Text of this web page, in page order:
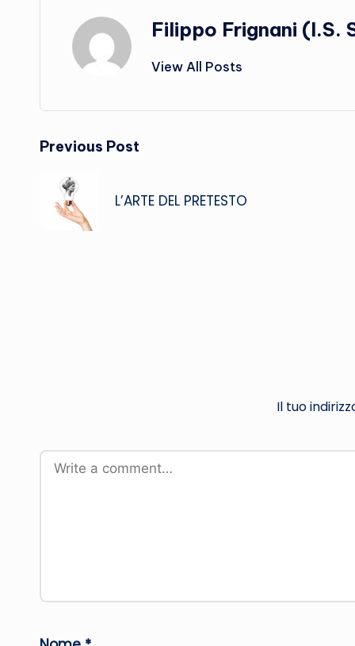
Filippo Frignani (I.S.
View All Posts
Post
navigation
Previous Post
L’ARTE DEL PRETESTO
Il tuo